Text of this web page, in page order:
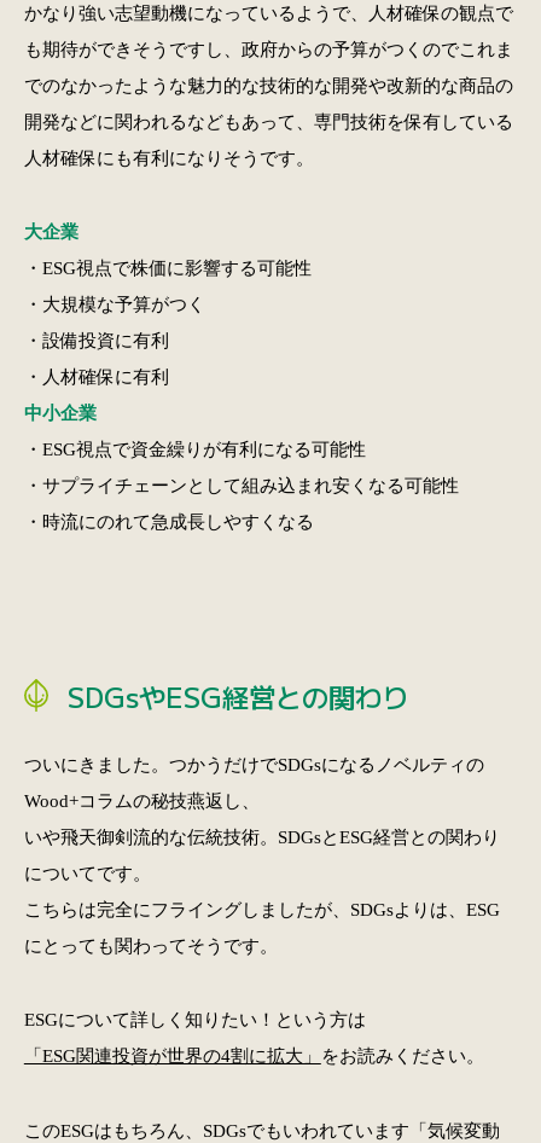
かなり強い志望動機になっているようで、人材確保の観点で
も期待ができそうですし、政府からの予算がつくのでこれま
でのなかったような魅力的な技術的な開発や改新的な商品の
開発などに関われるなどもあって、専門技術を保有している
人材確保にも有利になりそうです。
大企業
・ESG視点で株価に影響する可能性
・大規模な予算がつく
・設備投資に有利
・人材確保に有利
中小企業
・ESG視点で資金繰りが有利になる可能性
・サプライチェーンとして組み込まれ安くなる可能性
・時流にのれて急成長しやすくなる
SDGsやESG経営との関わり
ついにきました。つかうだけでSDGsになるノベルティの
Wood+コラムの秘技燕返し、
いや飛天御剣流的な伝統技術。SDGsとESG経営との関わり
についてです。
こちらは完全にフライングしましたが、SDGsよりは、ESG
にとっても関わってそうです。
ESGについて詳しく知りたい！という方は
「ESG関連投資が世界の4割に拡大」
をお読みください。
このESGはもちろん、SDGsでもいわれています「気候変動